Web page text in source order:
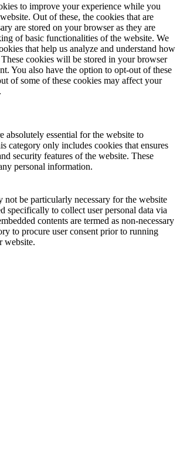
to improve your experience while you
Out of these, the cookies that are
are stored on your browser as they are
of basic functionalities of the website. We
that help us analyze and understand how
cookies will be stored in your browser
You also have the option to opt-out of these
of some of these cookies may affect your
absolutely essential for the website to
category only includes cookies that ensures
security features of the website. These
personal information.
not be particularly necessary for the website
specifically to collect user personal data via
contents are termed as non-necessary
to procure user consent prior to running
website.